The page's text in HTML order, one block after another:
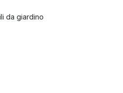
da giardino